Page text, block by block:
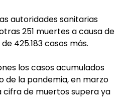
autoridades sanitarias
251 muertes a causa de
425.183 casos más.
los casos acumulados
de la pandemia, en marzo
cifra de muertos supera ya